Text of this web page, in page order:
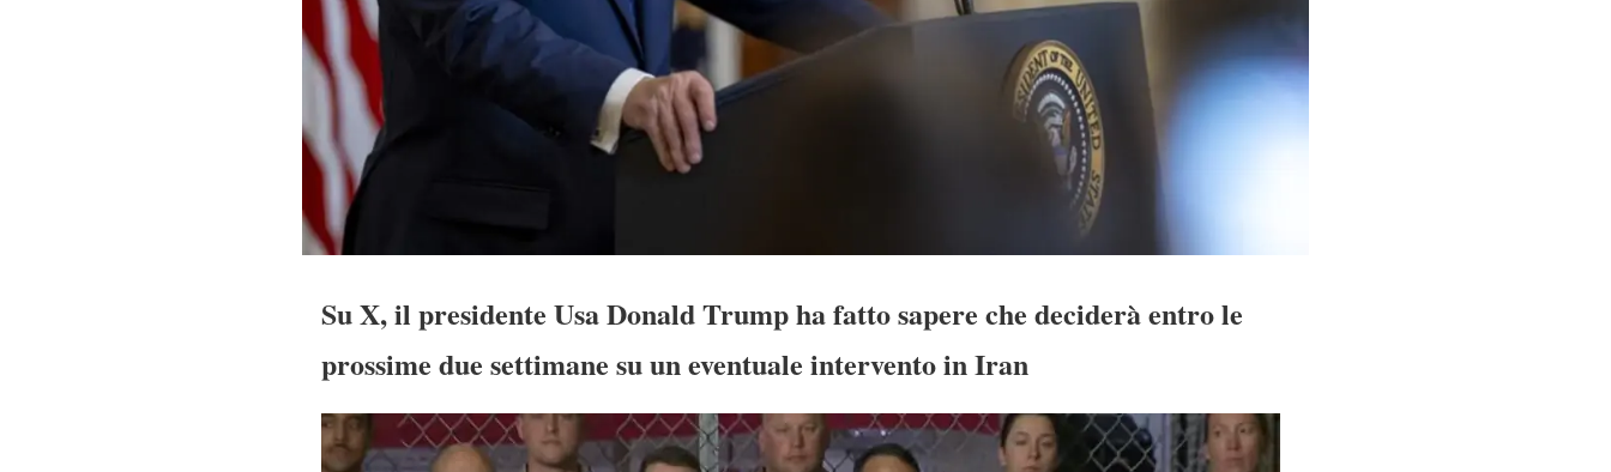
Su X, il presidente Usa Donald Trump ha fatto sapere che deciderà entro le
prossime due settimane su un eventuale intervento in Iran